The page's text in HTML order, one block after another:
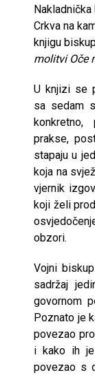
Crkva na
knjigu
molitvi Oče
U knjizi se
sa sedam
konkretno,
prakse,
stapaju u
koja na
vjernik
koji želi
obzori.
Vojni biskup
sadržaj
govornom
Poznato je
povezao
i kako ih
povezao s